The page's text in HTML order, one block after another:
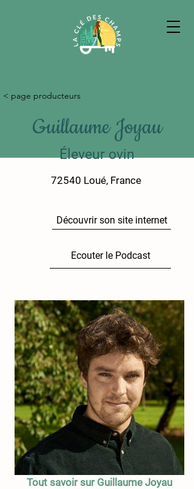
< page producteurs
Guillaume Joyau
Éleveur ovin
72540 Loué, France
Découvrir son site internet
Ecouter le Podcast
Tout savoir sur Guillaume Joyau